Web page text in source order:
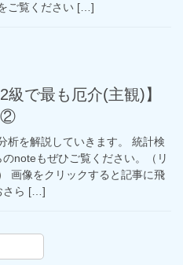
ご覧ください […]
級で最も厄介(主観)】
②
析を解説していきます。 統計検
noteもぜひご覧ください。（リ
画像をクリックすると記事に飛
さら […]